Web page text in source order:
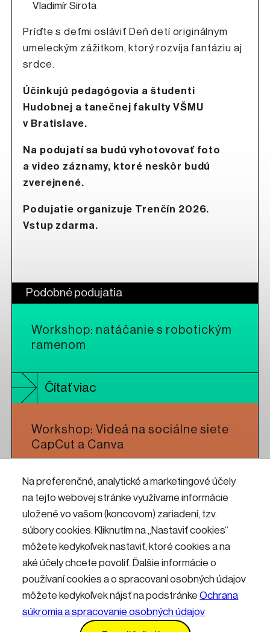
Na preferenčné, analytické a marketingové účely
na tejto webovej stránke využívame informácie
uložené vo vašom (koncovom) zariadení, tzv.
súbory cookies. Kliknutím na „Nastaviť cookies“
môžete kedykoľvek nastaviť, ktoré cookies a na
aké účely chcete povoliť. Ďalšie informácie o
používaní cookies a o spracovaní osobných údajov
môžete kedykoľvek nájsť na podstránkeOchrana
súkromia a spracovanie osobných údajov
Vladimír Sirota
Príďte s deťmi osláviť Deň detí originálnym
umeleckým zážitkom, ktorý rozvíja fantáziu aj
srdce.
Účinkujú pedagógovia a študenti
Hudobnej a tanečnej fakulty VŠMU
v Bratislave.
Na podujatí sa budú vyhotovovať foto
a video záznamy, ktoré neskôr budú
zverejnené.
Podujatie organizuje Trenčín 2026.
Vstup zdarma.
Podobné podujatia
Workshop: natáčanie s robotickým
ramenom
Čítať viac
Workshop: Videá na sociálne siete
CapCut a Canva
Čítať viac
Workshop: CNC frézovanie pre
umelcov a dizajnérov
Čítať viac
Kontakty Informácie pre návštevníkov